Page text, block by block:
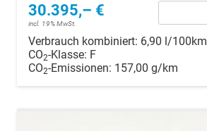
30.395,– €
incl. 19% MwSt.
Verbrauch kombiniert: 6,90 l/100km
CO2-Klasse: F
CO2-Emissionen: 157,00 g/km